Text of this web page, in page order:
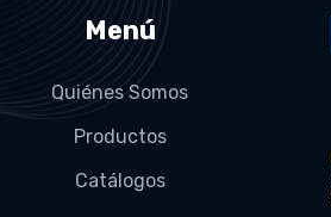
Menú
Quiénes Somos
Productos
Catálogos